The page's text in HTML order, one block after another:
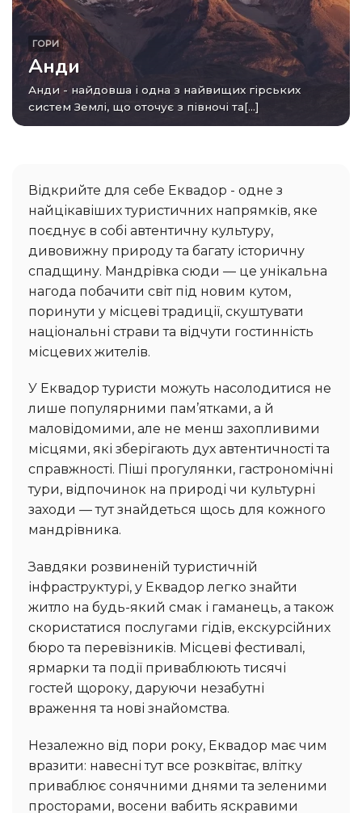
ГОРИ
Анди
Анди - найдовша і одна з найвищих гірських
систем Землі, що оточує з півночі та[...]
Відкрийте для себе Еквадор - одне з
найцікавіших туристичних напрямків, яке
поєднує в собі автентичну культуру,
дивовижну природу та багату історичну
спадщину. Мандрівка сюди — це унікальна
нагода побачити світ під новим кутом,
поринути у місцеві традиції, скуштувати
національні страви та відчути гостинність
місцевих жителів.
У Еквадор туристи можуть насолодитися не
лише популярними пам’ятками, а й
маловідомими, але не менш захопливими
місцями, які зберігають дух автентичності та
справжності. Піші прогулянки, гастрономічні
тури, відпочинок на природі чи культурні
заходи — тут знайдеться щось для кожного
мандрівника.
Завдяки розвиненій туристичній
інфраструктурі, у Еквадор легко знайти
житло на будь-який смак і гаманець, а також
скористатися послугами гідів, екскурсійних
бюро та перевізників. Місцеві фестивалі,
ярмарки та події приваблюють тисячі
гостей щороку, даруючи незабутні
враження та нові знайомства.
Незалежно від пори року, Еквадор має чим
вразити: навесні тут все розквітає, влітку
приваблює сонячними днями та зеленими
просторами, восени вабить яскравими